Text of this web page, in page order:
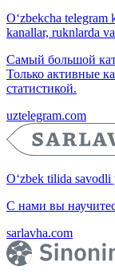
O‘zbekcha telegram
kanallar, ruknlarda
Самый большой
Только активные
статистикой.
uztelegram.com
O‘zbek tilida
С нами вы
sarlavha.com